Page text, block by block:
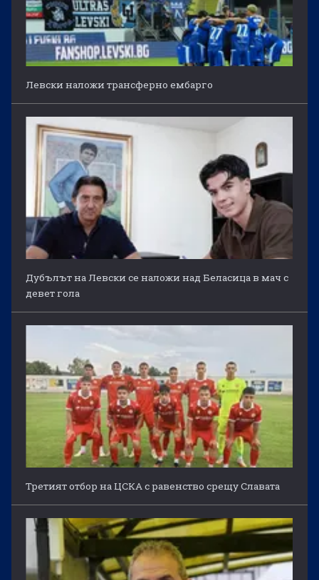
Левски наложи трансферно ембарго
Дубълът на Левски се наложи над Беласица в мач с
девет гола
Третият отбор на ЦСКА с равенство срещу Славата